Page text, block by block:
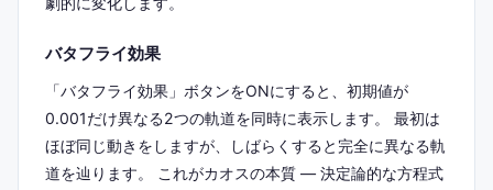
バタフライ効果
「バタフライ効果」ボタンをONにすると、初期値が
0.001だけ異なる2つの軌道を同時に表示します。 最初は
ほぼ同じ動きをしますが、しばらくすると完全に異なる軌
道を辿ります。 これがカオスの本質 — 決定論的な方程式